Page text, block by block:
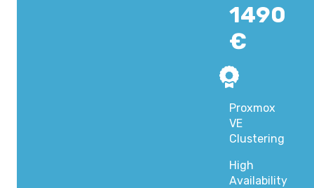
1490
€
Proxmox
VE
Clustering
High
Availability